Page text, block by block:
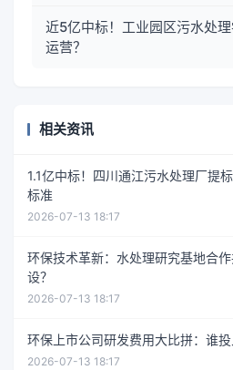
近5亿中标！工业园区污水处
运营？
相关资讯
1.1亿中标！四川通江污水处理厂提
标准
2026-07-13 18:17
环保技术革新：水处理研究基地合
设？
2026-07-13 18:17
环保上市公司研发费用大比拼：谁投
2026-07-13 18:17